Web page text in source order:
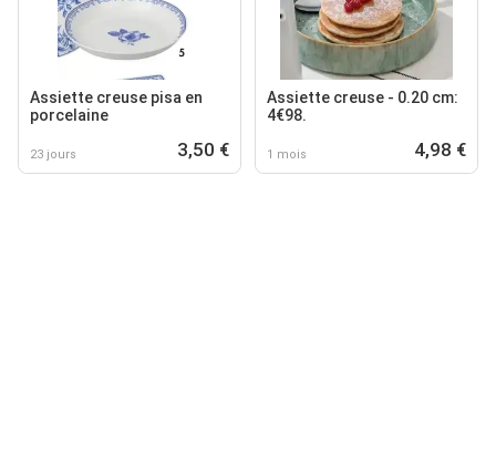
Assiette creuse pisa en
porcelaine
23 jours 3,50 €
Assiette creuse - 0.20 cm:
4€98.
1 mois 4,98 €